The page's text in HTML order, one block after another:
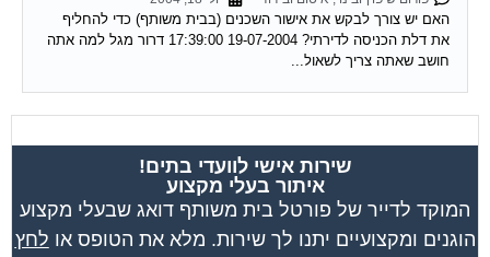
האם יש צורך לבקש את אישור השכנים (בבית משותף) כדי להחליף
את דלת הכניסה לדירתי? 19-07-2004 17:39:00 דרור מגל למה אתה
חושב שאתה צריך לשאול...
שירות אישי לוועדי בתים!
איתור בעלי מקצוע
המוקד לדייר של פורטל בית משותף דואג שבעלי מקצוע
הוגנים ומקצועיים יתנו לך שירות. מלא את הטופס או לחץ